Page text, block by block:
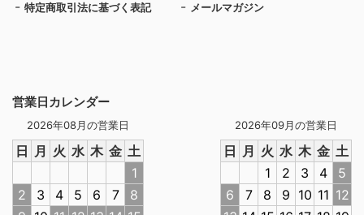
営業日カレンダー
2026年08月の営業日
日 月 火 水 木 金 土
1
2
3 4 5 6 7
8
2026年09月の営業日
日 月 火 水 木 金 土
1
2 3 4
5
6
7 8 9 10 11 12
特定商取引法に基づく表記 メールマガジン